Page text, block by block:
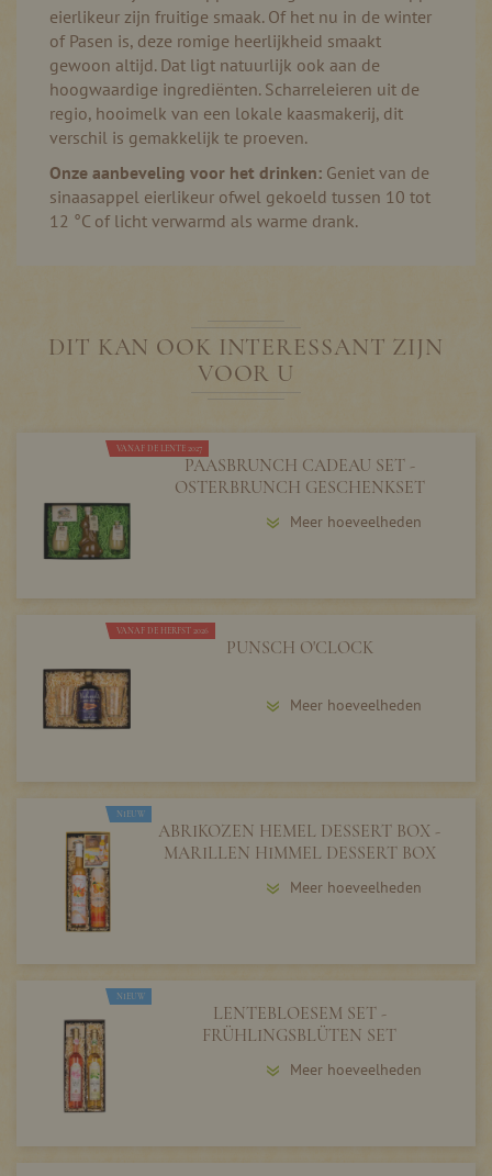
eierlikeur zijn fruitige smaak. Of het nu in de winter
of Pasen is, deze romige heerlijkheid smaakt
gewoon altijd. Dat ligt natuurlijk ook aan de
hoogwaardige ingrediënten. Scharreleieren uit de
regio, hooimelk van een lokale kaasmakerij, dit
verschil is gemakkelijk te proeven.
Onze aanbeveling voor het drinken: Geniet van de
sinaasappel eierlikeur ofwel gekoeld tussen 10 tot
12 °C of licht verwarmd als warme drank.
DIT KAN OOK INTERESSANT ZIJN
VOOR U
VANAF DE LENTE 2027
PAASBRUNCH CADEAU SET -
OSTERBRUNCH GESCHENKSET
Meer hoeveelheden
VANAF DE HERFST 2026
PUNSCH O'CLOCK
Meer hoeveelheden
NIEUW
ABRIKOZEN HEMEL DESSERT BOX -
MARILLEN HIMMEL DESSERT BOX
Meer hoeveelheden
NIEUW
LENTEBLOESEM SET -
FRÜHLINGSBLÜTEN SET
Meer hoeveelheden